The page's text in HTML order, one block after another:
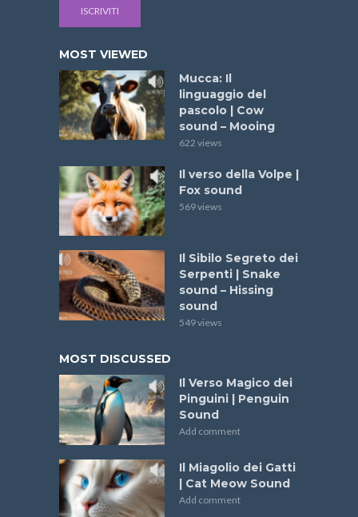
ISCRIVITI
MOST VIEWED
Mucca: Il
linguaggio del
pascolo | Cow
sound – Mooing
622 views
Il verso della Volpe |
Fox sound
569 views
Il Sibilo Segreto dei
Serpenti | Snake
sound – Hissing
sound
549 views
MOST DISCUSSED
Il Verso Magico dei
Pinguini | Penguin
Sound
Add comment
Il Miagolio dei Gatti
| Cat Meow Sound
Add comment